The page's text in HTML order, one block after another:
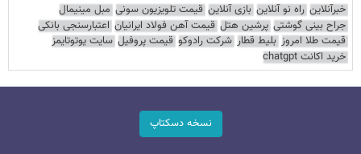
خبرآنلاین راه نو آنلاین بازی آنلاین قیمت تلویزیون سونی مبل مینیمال
جراح بینی گوشتی پرشین هتل قیمت آهن فولاد ایرانیان اعتبارسنجی بانکی
قیمت طلا امروز بلیط قطار شرکت رادوکو قیمت پروفیل سایت یوتوتایمز
خرید اکانت chatgpt
نسخه دسکتاپ